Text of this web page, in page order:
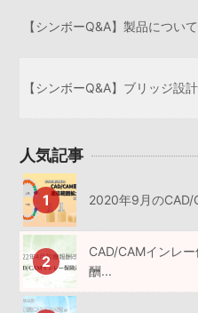
【シンボーQ&A】製品につ
【シンボーQ&A】ブリッジ
人気記事
2020年9月のCAD/
CAD/CAMインレ
酬...